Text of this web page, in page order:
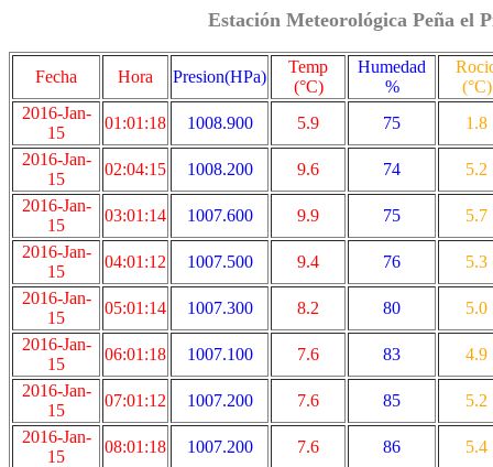
Estación Meteorológica Peña el
Fecha Hora Presion(HPa)
Temp
(°C)
Humedad
%
(°C)
2016-Jan-
15
01:01:18 1008.900 5.9 75
1.8
2016-Jan-
15
02:04:15 1008.200 9.6 74
5.2
2016-Jan-
15
03:01:14 1007.600 9.9 75
5.7
2016-Jan-
15
04:01:12 1007.500 9.4 76
5.3
2016-Jan-
15
05:01:14 1007.300 8.2 80
5.0
2016-Jan-
15
06:01:18 1007.100 7.6 83
4.9
2016-Jan-
15
07:01:12 1007.200 7.6 85
5.2
2016-Jan-
15
08:01:18 1007.200 7.6 86
5.4